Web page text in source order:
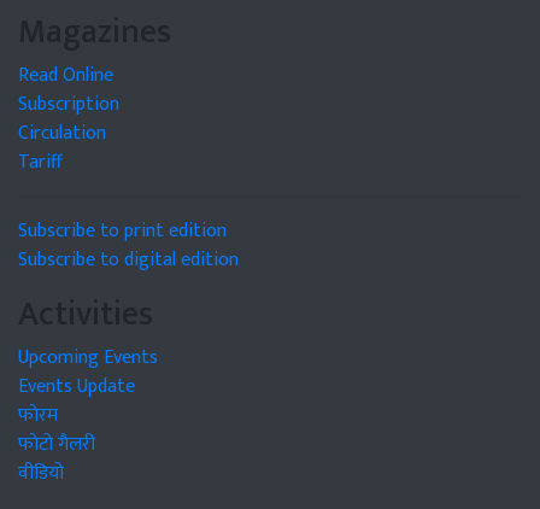
Magazines
Read Online
Subscription
Circulation
Tariff
Subscribe to print edition
Subscribe to digital edition
Activities
Upcoming Events
Events Update
फोरम
फोटो गैलरी
वीडियो